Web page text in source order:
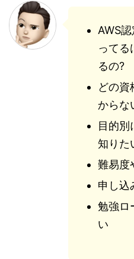
AWS
ってる
るの?
どの資
からな
目的別
知りた
難易度
申し込
勉強ロ
い